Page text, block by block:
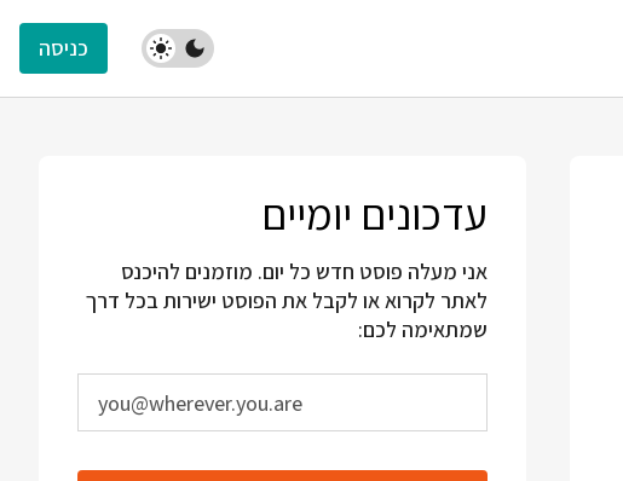
כניסה
עדכונים יומיים
אני מעלה פוסט חדש כל יום. מוזמנים להיכנס
לאתר לקרוא או לקבל את הפוסט ישירות בכל דרך
שמתאימה לכם: